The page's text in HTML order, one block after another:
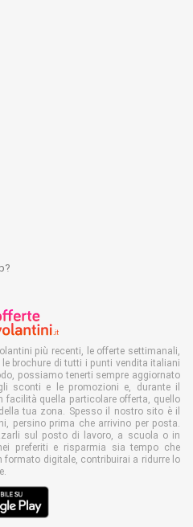
più recenti, le offerte settimanali,
le brochure di tutti i punti vendita italiani
possiamo tenerti sempre aggiornato
sconti e le promozioni e, durante il
facilità quella particolare offerta, quello
tua zona. Spesso il nostro sito è il
persino prima che arrivino per posta.
sul posto di lavoro, a scuola o in
preferiti e risparmia sia tempo che
formato digitale, contribuirai a ridurre lo